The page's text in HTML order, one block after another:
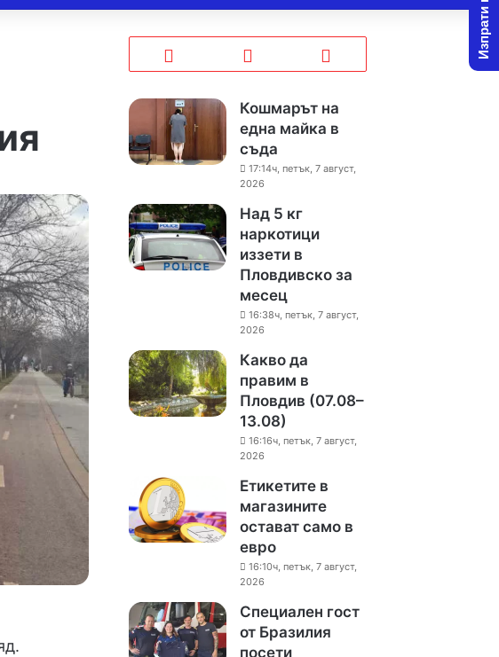
Кошмарът на
една майка в
съда
17:14ч, петък, 7 август,
2026
Над 5 кг
наркотици
иззети в
Пловдивско за
месец
16:38ч, петък, 7 август,
2026
Какво да
правим в
Пловдив (07.08–
13.08)
16:16ч, петък, 7 август,
2026
Етикетите в
магазините
остават само в
евро
16:10ч, петък, 7 август,
2026
Специален гост
от Бразилия
посети